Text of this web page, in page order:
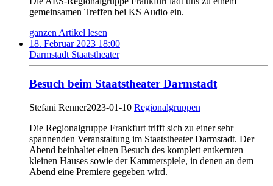
gemeinsamen Treffen bei KS Audio ein.
ganzen Artikel lesen
18. Februar 2023 18:00
Darmstadt Staatstheater
Besuch beim Staatstheater Darmstadt
Stefani Renner2023-01-10 Regionalgruppen
Die Regionalgruppe Frankfurt trifft sich zu einer sehr
spannenden Veranstaltung im Staatstheater Darmstadt. Der
Abend beinhaltet einen Besuch des komplett entkernten
kleinen Hauses sowie der Kammerspiele, in denen an dem
Abend eine Premiere gegeben wird.